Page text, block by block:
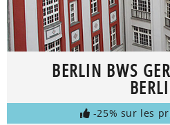
BERLIN BWS
-25% sur les